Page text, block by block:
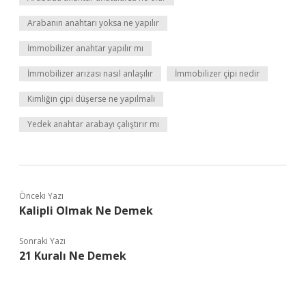
Arabanın anahtarı yoksa ne yapılır
İmmobilizer anahtar yapılır mı
İmmobilizer arızası nasıl anlaşılır İmmobilizer çipi nedir
Kimliğin çipi düşerse ne yapılmalı
Yedek anahtar arabayı çalıştırır mı
Önceki Yazı
Kalipli Olmak Ne Demek
Sonraki Yazı
21 Kuralı Ne Demek